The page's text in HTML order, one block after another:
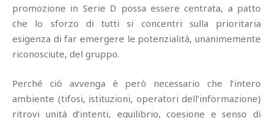
promozione in Serie D possa essere centrata, a patto
che lo sforzo di tutti si concentri sulla prioritaria
esigenza di far emergere le potenzialità, unanimemente
riconosciute, del gruppo.
Perché ciò avvenga è però necessario che l’intero
ambiente (tifosi, istituzioni, operatori dell’informazione)
ritrovi unità d’intenti, equilibrio, coesione e senso di